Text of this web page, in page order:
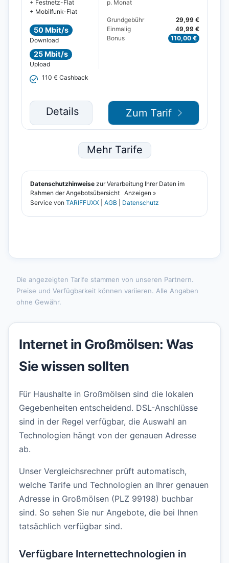
Die angezeigten Tarife stammen von unseren Partnern.
Preise und Verfügbarkeit können variieren. Alle Angaben
ohne Gewähr.
Internet in Großmölsen: Was
Sie wissen sollten
Für Haushalte in Großmölsen sind die lokalen
Gegebenheiten entscheidend. DSL-Anschlüsse
sind in der Regel verfügbar, die Auswahl an
Technologien hängt von der genauen Adresse
ab.
Unser Vergleichsrechner prüft automatisch,
welche Tarife und Technologien an Ihrer genauen
Adresse in Großmölsen (PLZ 99198) buchbar
sind. So sehen Sie nur Angebote, die bei Ihnen
tatsächlich verfügbar sind.
Verfügbare Internettechnologien in